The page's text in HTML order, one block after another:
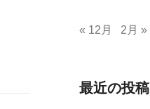
« 12月 2月 »
最近の投稿